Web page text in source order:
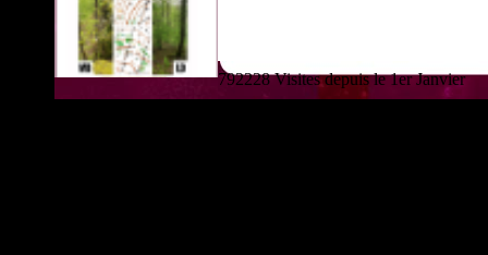
792228 Visites depuis le 1er Janvier